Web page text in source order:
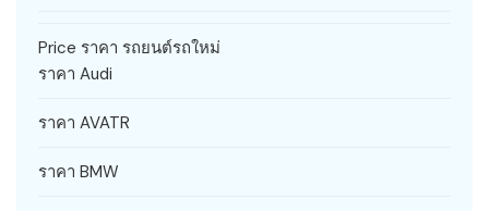
Price ราคา รถยนต์รถใหม่
ราคา Audi
ราคา AVATR
ราคา BMW